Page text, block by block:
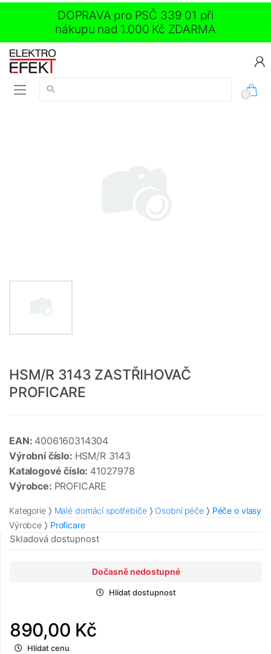
DOPRAVA pro PSČ 339 01 při
nákupu nad 1.000 Kč ZDARMA
Vyhledávání:
0
HSM/R 3143 ZASTŘIHOVAČ
PROFICARE
EAN: 4006160314304
Výrobní číslo: HSM/R 3143
Katalogové číslo: 41027978
Výrobce: PROFICARE
Kategorie Malé domácí spotřebiče Osobní péče
Péče o vlasy
Výrobce
Proficare
Skladová dostupnost
Dočasně nedostupné
Hlídat dostupnost
890,00 Kč
Hlídat cenu